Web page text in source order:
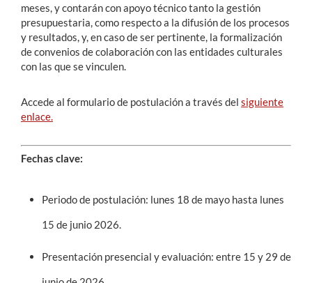
meses, y contarán con apoyo técnico tanto la gestión
presupuestaria, como respecto a la difusión de los procesos
y resultados, y, en caso de ser pertinente, la formalización
de convenios de colaboración con las entidades culturales
con las que se vinculen.
Accede al formulario de postulación a través del siguiente
enlace.
Fechas clave:
Periodo de postulación: lunes 18 de mayo hasta lunes
15 de junio 2026.
Presentación presencial y evaluación: entre 15 y 29 de